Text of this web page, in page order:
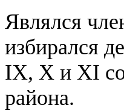
Являлся
избирался
IХ, Х и ХI
района.